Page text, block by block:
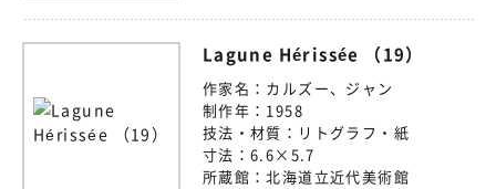
Lagune Hérissée （19）
作家名： カルズー、ジャン
制作年： 1958
技法・材質： リトグラフ・紙
寸法： 6.6×5.7
所蔵館：北海道立近代美術館